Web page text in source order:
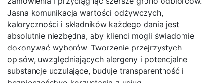
Jasna komunikacja wartości odżywczych,
kaloryczności i składników każdego dania jest
absolutnie niezbędna, aby klienci mogli świadomie
dokonywać wyborów. Tworzenie przejrzystych
opisów, uwzględniających alergeny i potencjalne
substancje uczulające, buduje transparentność i